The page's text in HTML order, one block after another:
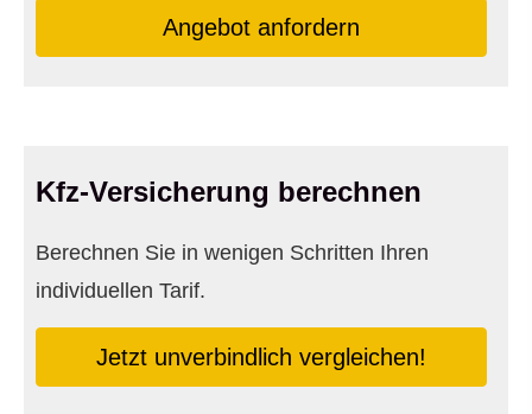
An­ge­bot an­for­dern
Kfz-Versicherung berechnen
Berechnen Sie in wenigen Schritten Ihren
individuellen Tarif.
Jetzt unverbindlich ver­gleichen!